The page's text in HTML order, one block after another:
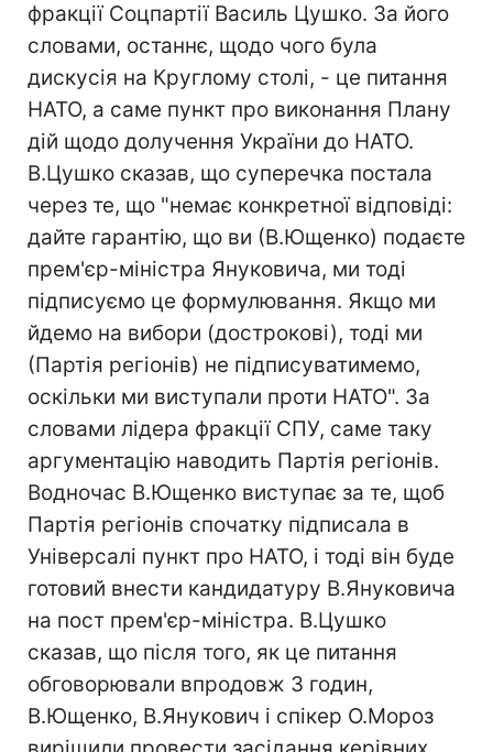
фракції Соцпартії Василь Цушко. За його
словами, останнє, щодо чого була
дискусія на Круглому столі, - це питання
НАТО, а саме пункт про виконання Плану
дій щодо долучення України до НАТО.
В.Цушко сказав, що суперечка постала
через те, що "немає конкретної відповіді:
дайте гарантію, що ви (В.Ющенко) подаєте
прем'єр-міністра Януковича, ми тоді
підписуємо це формулювання. Якщо ми
йдемо на вибори (дострокові), тоді ми
(Партія регіонів) не підписуватимемо,
оскільки ми виступали проти НАТО". За
словами лідера фракції СПУ, саме таку
аргументацію наводить Партія регіонів.
Водночас В.Ющенко виступає за те, щоб
Партія регіонів спочатку підписала в
Універсалі пункт про НАТО, і тоді він буде
готовий внести кандидатуру В.Януковича
на пост прем'єр-міністра. В.Цушко
сказав, що після того, як це питання
обговорювали впродовж 3 годин,
В.Ющенко, В.Янукович і спікер О.Мороз